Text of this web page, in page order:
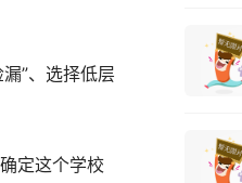
”、选择低层
定这个学校